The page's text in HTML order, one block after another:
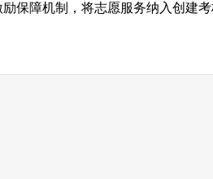
保障机制，将志愿服务纳入创建